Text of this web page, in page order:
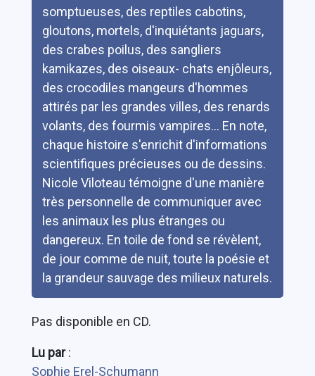
somptueuses, des reptiles cabotins,
gloutons, mortels, d'inquiétants jaguars,
des crabes poilus, des sangliers
kamikazes, des oiseaux- chats enjôleurs,
des crocodiles mangeurs d'hommes
attirés par les grandes villes, des renards
volants, des fourmis vampires... En note,
chaque histoire s'enrichit d'informations
scientifiques précieuses ou de dessins.
Nicole Viloteau témoigne d'une manière
très personnelle de communiquer avec
les animaux les plus étranges ou
dangereux. En toile de fond se révèlent,
de jour comme de nuit, toute la poésie et
la grandeur sauvage des milieux naturels.
Pas disponible en CD.
Lu par:
Sophie Erel-Schumann